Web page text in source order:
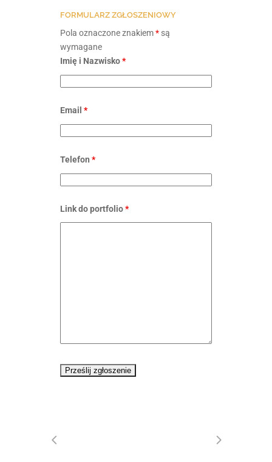
FORMULARZ ZGŁOSZENIOWY
Pola oznaczone znakiem* są
wymagane
Imię i Nazwisko*
Email *
Telefon *
Link do portfolio*